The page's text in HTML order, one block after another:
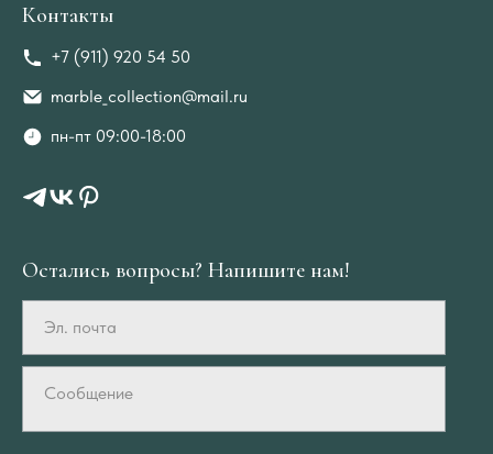
Контакты
Остались вопросы? Напишите нам!
marble_collection@mail.ru
Эл. почта
Сообщение
+7 (911) 920 54 50
пн-пт 09:00-18:00